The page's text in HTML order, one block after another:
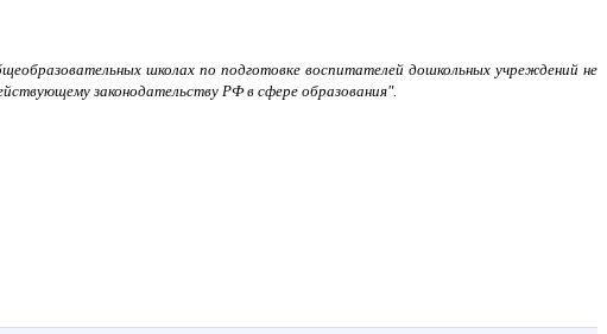
школах по подготовке воспитателей дошкольных учреждений не
законодательству РФ в сфере образования".